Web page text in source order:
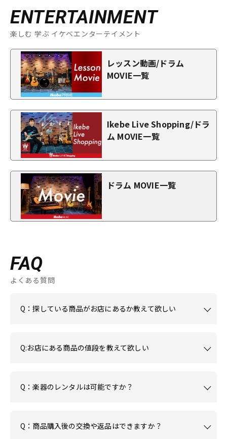
ENTERTAINMENT
楽しむ 学ぶ イケベエンターテイメント
レッスン動画/ドラム
MOVIE一覧
Ikebe Live Shopping/ドラ
ム MOVIE一覧
ドラム MOVIE一覧
FAQ
よくある質問
Q：探している商品がお店にあるか教えて欲しい
Q:お店にある商品の値段を教えて欲しい
Q：楽器のレンタルは可能ですか？
Q：商品購入後の交換や返品はできますか？